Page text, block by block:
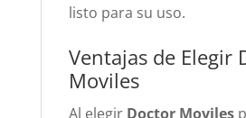
listo para su uso.
Ventajas de Elegir
Moviles
Al elegir Doctor Moviles